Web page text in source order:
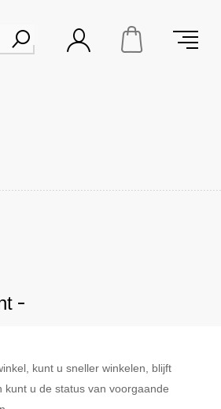
kunt u sneller winkelen, blijft
u de status van voorgaande